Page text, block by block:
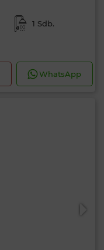
1 Sdb.
WhatsApp